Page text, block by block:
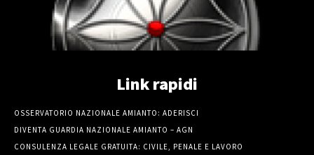
Link rapidi
OSSERVATORIO NAZIONALE AMIANTO: ADERISCI
DIVENTA GUARDIA NAZIONALE AMIANTO – AGN
CONSULENZA LEGALE GRATUITA: CIVILE, PENALE E LAVORO